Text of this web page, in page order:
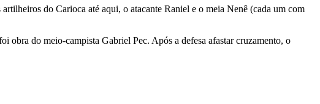
do Carioca até aqui, o atacante Raniel e o meia Nenê (cada um com
do meio-campista Gabriel Pec. Após a defesa afastar cruzamento, o